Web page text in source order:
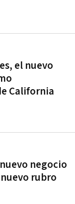
el nuevo
California
negocio
rubro